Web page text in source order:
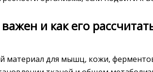
и как его
материал для мышц, кожи,